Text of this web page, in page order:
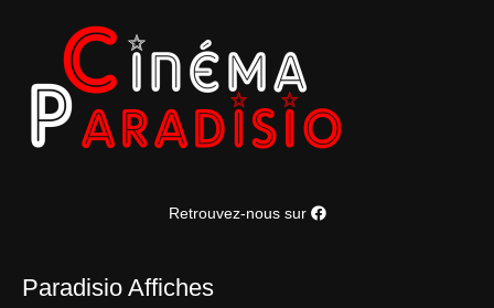
Retrouvez-nous sur
Paradisio Affiches